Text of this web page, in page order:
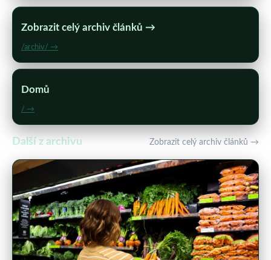
Zobrazit celý archiv článků →
/archiv/ →
Domů
/ →
Další z archivu Zobrazit celý archiv článků →